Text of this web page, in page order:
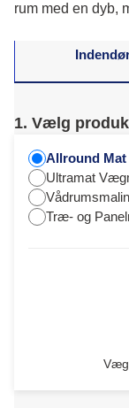
rum med en dyb,
1. Vælg
Allround
Ultramat
Træ- og